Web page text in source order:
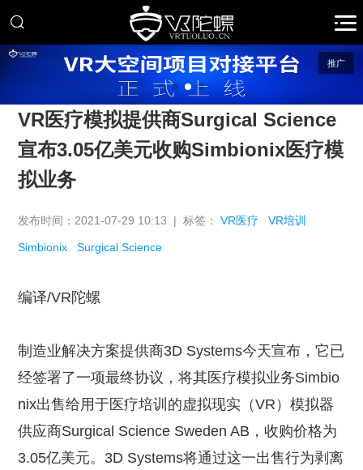
推广
VR医疗模拟提供商Surgical Science
宣布3.05亿美元收购Simbionix医疗模
拟业务
发布时间：2021-07-29 10:13 | 标签：VR医疗 VR培训
Simbionix Surgical Science
编译/VR陀螺
制造业解决方案提供商3D Systems今天宣布，它已
经签署了一项最终协议，将其医疗模拟业务Simbio
nix出售给用于医疗培训的虚拟现实（VR）模拟器
供应商Surgical Science Sweden AB，收购价格为
3.05亿美元。3D Systems将通过这一出售行为剥离